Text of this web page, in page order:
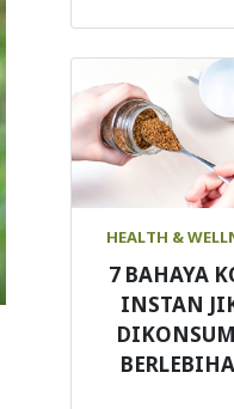
HEALTH &
7 BAHAYA
INSTAN